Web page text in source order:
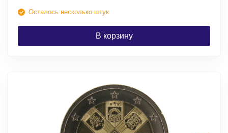
Осталось несколько штук
В корзину